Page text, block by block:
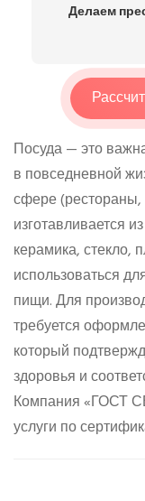
Делаем
Посуда — это
в повседневной
сфере
изготавливается
керамика, стекло,
использоваться
пищи. Для
требуется
который
здоровья и
Компания «ГОСТ
услуги по